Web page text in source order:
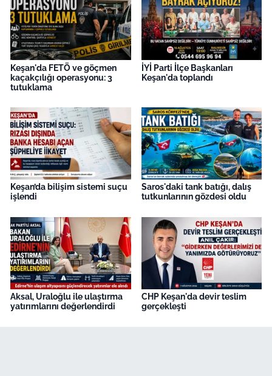
Keşan'da FETÖ ve göçmen
kaçakçılığı operasyonu: 3
tutuklama
İYİ Parti İlçe Başkanları
Keşan'da toplandı
Keşan’da bilişim sistemi suçu
işlendi
Saros'daki tank batığı, dalış
tutkunlarının gözdesi oldu
Aksal, Uraloğlu ile ulaştırma
yatırımlarını değerlendirdi
CHP Keşan'da devir teslim
gerçekleşti